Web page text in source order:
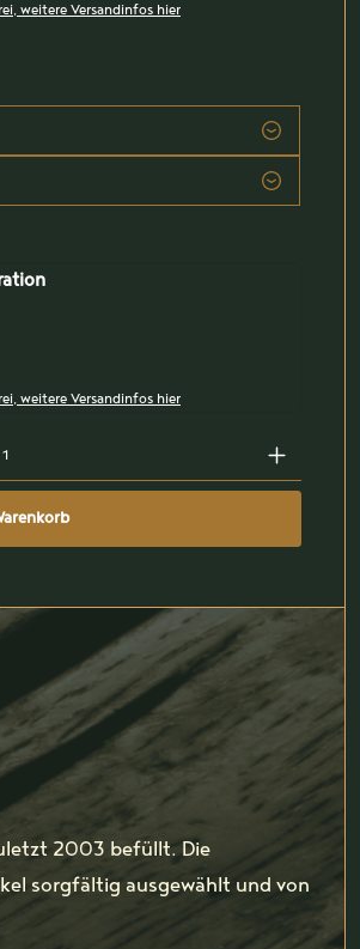
weitere Versandinfos hier
weitere Versandinfos hier
2003 befüllt. Die
sorgfältig ausgewählt und von